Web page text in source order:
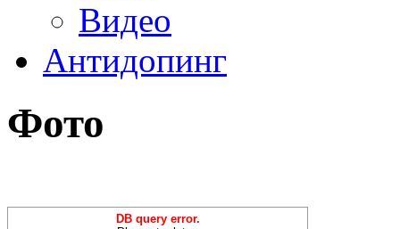
Видео
Антидопинг
Фото
DB query error.